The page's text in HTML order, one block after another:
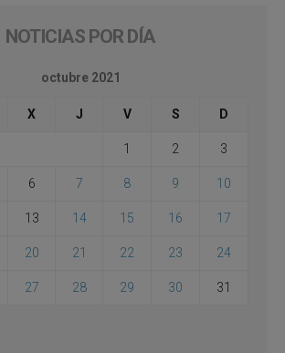
NOTICIAS POR DÍA
octubre 2021
X J V S D
1 2 3
6 7 8 9 10
13 14 15 16 17
20 21 22 23 24
27 28 29 30 31